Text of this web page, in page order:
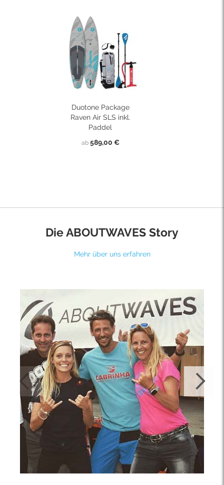
Duotone Package
Raven Air SLS inkl.
Paddel
ab 589,00 €
Die ABOUTWAVES Story
Mehr über uns erfahren